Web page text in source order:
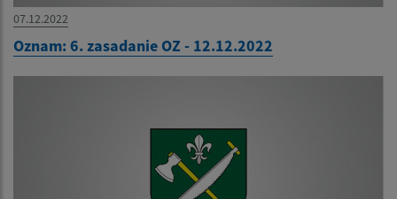
07.12.2022
Oznam: 6. zasadanie OZ - 12.12.2022